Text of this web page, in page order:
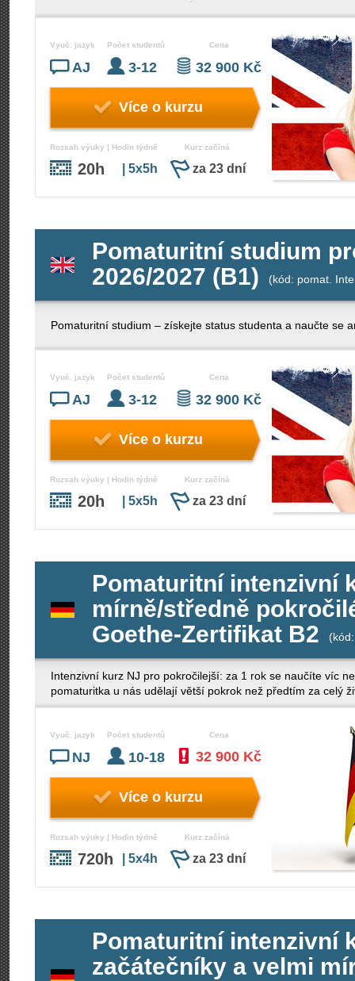
Vyuč. jazyk
AJ
Počet studentů
3-12
Cena
32 900 Kč
Více o kurzu
Rozsah výuky | Hodin týdně
20h | 5x5h
Kurz začíná
za 23 dní
Pomaturitní studium
2026/2027 (B1)
(kód: pomat.
Pomaturitní studium – získejte status studenta a naučte se
Vyuč. jazyk
AJ
Počet studentů
3-12
Cena
32 900 Kč
Více o kurzu
Rozsah výuky | Hodin týdně
20h | 5x5h
Kurz začíná
za 23 dní
Pomaturitní intenzivní
mírně/středně
Goethe-Zertifikat B2
Intenzivní kurz NJ pro pokročilejší: za 1 rok se naučíte víc
pomaturitka u nás udělají větší pokrok než předtím za celý
Vyuč. jazyk
NJ
Počet studentů
10-18
Cena
32 900 Kč
Více o kurzu
Rozsah výuky | Hodin týdně
720h | 5x4h
Kurz začíná
za 23 dní
Pomaturitní intenzivní
začátečníky a velmi